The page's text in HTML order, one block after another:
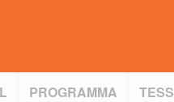
PROGRAMMA